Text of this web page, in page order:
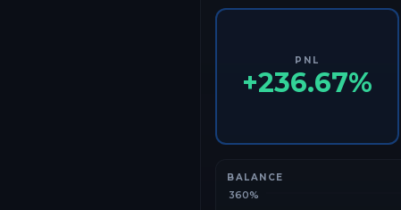
PNL
+236.67%
BALANCE
360%